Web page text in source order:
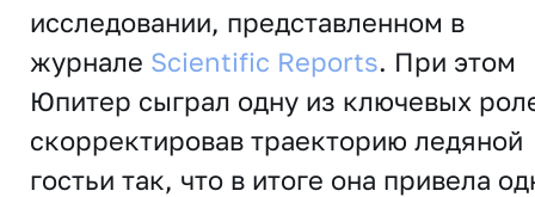
исследовании, представленном в
журнале Scientific Reports. При этом
Юпитер сыграл одну из ключевых
скорректировав траекторию ледяной
гостьи так, что в итоге она привела